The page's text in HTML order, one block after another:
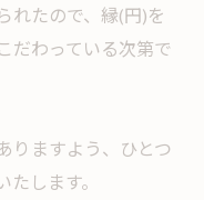
れたので、縁(円)を
だわっている次第で
りますよう、ひとつ
します。